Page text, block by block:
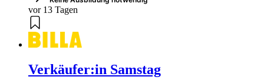
vor 13 Tagen
Verkäufer:in Samstag